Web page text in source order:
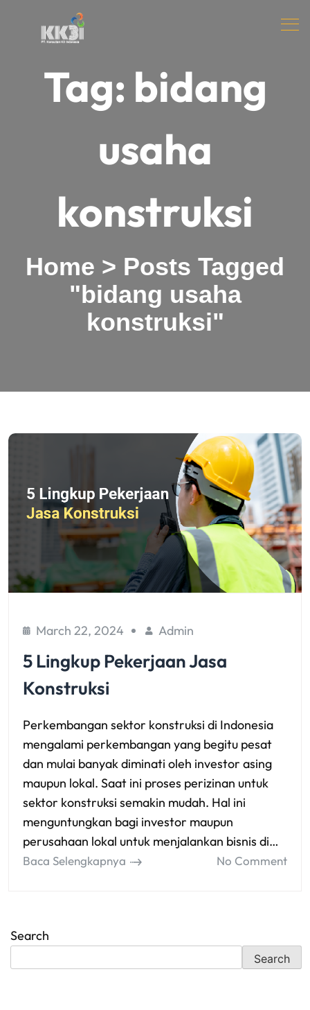
Tag: bidang
usaha
konstruksi
Home > Posts Tagged
"bidang usaha
konstruksi"
March 22, 2024 Admin
5 Lingkup Pekerjaan Jasa
Konstruksi
Perkembangan sektor konstruksi di Indonesia
mengalami perkembangan yang begitu pesat
dan mulai banyak diminati oleh investor asing
maupun lokal. Saat ini proses perizinan untuk
sektor konstruksi semakin mudah. Hal ini
menguntungkan bagi investor maupun
perusahaan lokal untuk menjalankan bisnis di…
Baca Selengkapnya No Comment
Search
Search